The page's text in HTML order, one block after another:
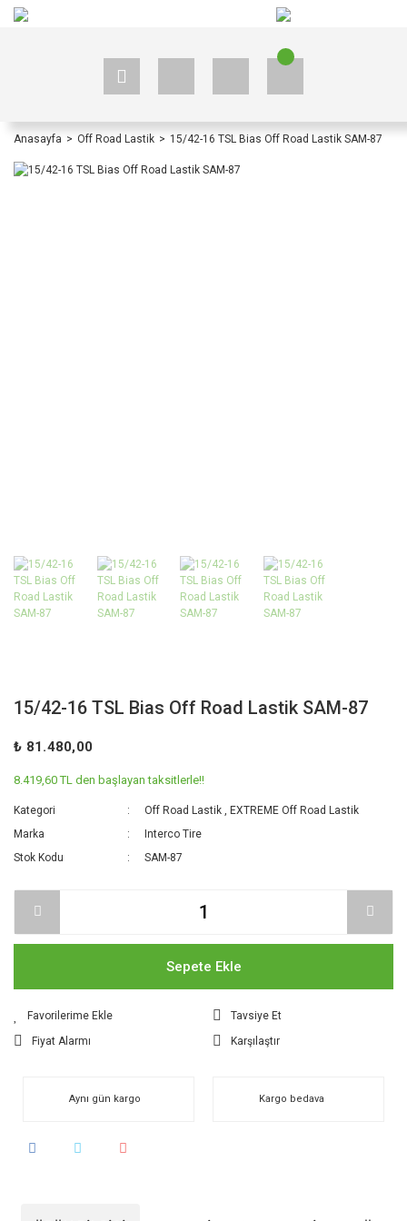
Anasayfa Off Road Lastik 15/42-16 TSL Bias Off Road Lastik SAM-87
15/42-16 TSL Bias Off Road Lastik SAM-87
₺ 81.480,00
8.419,60 TL den başlayan taksitlerle!!
Kategori Off Road Lastik ,EXTREME Off Road Lastik
Marka
Interco Tire
Stok Kodu
SAM-87
Sepete Ekle
Tavsiye Et
Fiyat Alarmı
Karşılaştır
Aynı gün kargo Kargo bedava